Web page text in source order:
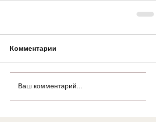
Комментарии
Ваш комментарий...